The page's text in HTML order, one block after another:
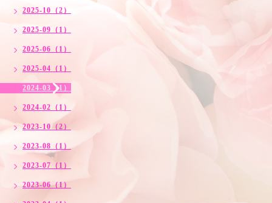
2025-10（2）
2025-09（1）
2025-06（1）
2025-04（1）
2024-03（1）
2024-02（1）
2023-10（2）
2023-08（1）
2023-07（1）
2023-06（1）